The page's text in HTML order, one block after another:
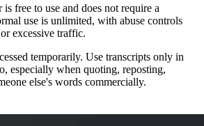
free to use and does not require a
use is unlimited, with abuse controls
excessive traffic.
temporarily. Use transcripts only in
especially when quoting, reposting,
else's words commercially.